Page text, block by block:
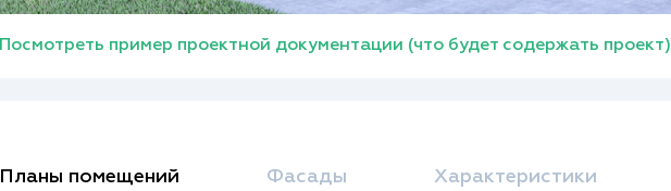
Посмотреть пример проектной документации (что будет содержать проект)
Планы помещений Фасады Характеристики